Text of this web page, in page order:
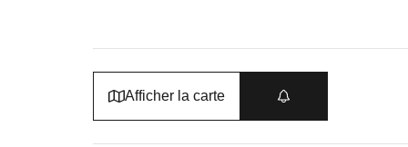
Afficher la carte